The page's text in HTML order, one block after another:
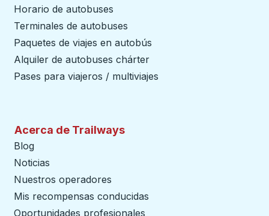
Horario de autobuses
Terminales de autobuses
Paquetes de viajes en autobús
Alquiler de autobuses chárter
Pases para viajeros / multiviajes
Acerca de Trailways
Blog
Noticias
Nuestros operadores
Mis recompensas conducidas
Oportunidades profesionales